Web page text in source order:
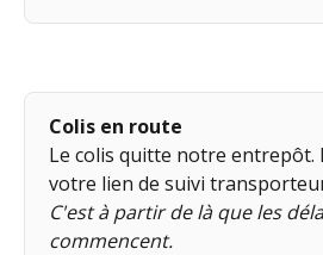
Colis en route
Le colis quitte notre entrepôt.
votre lien de suivi
C'est à partir de là que les
commencent.